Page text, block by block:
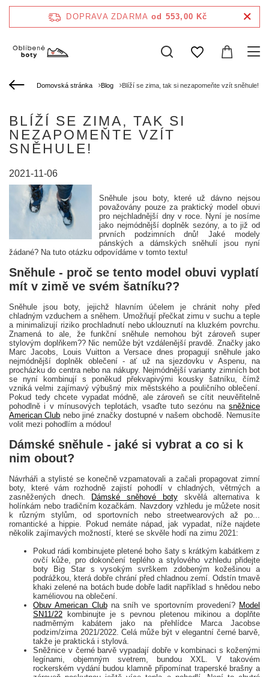
DOPRAVA ZDARMA od 553,00 Kč
Domovská stránka Blog Blíží se zima, tak si nezapomeňte vzít sněhule!
BLÍŽÍ SE ZIMA, TAK SI
NEZAPOMEŇTE VZÍT
SNĚHULE!
2021-11-06
Sněhule jsou boty, které už dávno nejsou
považovány pouze za praktický model obuvi
pro nejchladnější dny v roce. Nyní je nosíme
jako nejmódnější doplněk sezóny, a to již od
prvních podzimních dnů! Jaké modely
pánských a dámských sněhulí jsou nyní
žádané? Na tuto otázku odpovídáme v tomto textu!
Sněhule - proč se tento model obuvi vyplatí
mít v zimě ve svém šatníku??
Sněhule jsou boty, jejichž hlavním účelem je chránit nohy před
chladným vzduchem a sněhem. Umožňují přečkat zimu v suchu a teple
a minimalizují riziko prochladnutí nebo uklouznutí na kluzkém povrchu.
Znamená to ale, že funkční sněhule nemohou být zároveň super
stylovým doplňkem?? Nic nemůže být vzdálenější pravdě. Značky jako
Marc Jacobs, Louis Vuitton a Versace dnes propagují sněhule jako
nejmódnější doplněk oblečení - ať už na sjezdovku v Aspenu, na
procházku do centra nebo na nákupy. Nejmódnější varianty zimních bot
se nyní kombinují s poněkud překvapivými kousky šatníku, čímž
vzniká velmi zajímavý výbušný mix městského a pouličního oblečení.
Pokud tedy chcete vypadat módně, ale zároveň se cítit neuvěřitelně
pohodlně i v mínusových teplotách, vsaďte tuto sezónu na sněžnice
American Club nebo jiné značky dostupné v našem obchodě. Nemusíte
volit mezi pohodlím a módou!
Dámské sněhule - jaké si vybrat a co si k
nim obout?
Návrháři a stylisté se konečně vzpamatovali a začali propagovat zimní
boty, které vám rozhodně zajistí pohodlí v chladných, větrných a
zasněžených dnech.
Dámské sněhové botyskvělá alternativa k
holínkám nebo tradičním kozačkám. Navzdory vzhledu je můžete nosit
k různým stylům, od sportovních nebo streetwearových až po...
romantické a hippie. Pokud nemáte nápad, jak vypadat, níže najdete
několik zajímavých možností, které se skvěle hodí na zimu 2021:
Pokud rádi kombinujete pletené boho šaty s krátkým kabátkem z
ovčí kůže, pro dokončení teplého a stylového vzhledu přidejte
boty Big Star s vysokým svrškem zdobeným kožešinou a
podrážkou, která dobře chrání před chladnou zemí. Odstín tmavě
khaki zelené na botách bude dobře ladit například s hnědou nebo
kaméliovou na oblečení.
Obuv American Clubna sníh ve sportovním provedení? Model
SN11/22 kombinujte je s pevnou pletenou mikinou a doplňte
nadměrným kabátem jako na přehlídce Marca Jacobse
podzim/zima 2021/2022. Celá může být v elegantní černé barvě,
takže je praktická i stylová.
Sněžnice v černé barvě vypadají dobře v kombinaci s koženými
legínami, objemným svetrem, bundou XXL. V takovém
rockerském vydání budou klamně připomínat traperské brašny a